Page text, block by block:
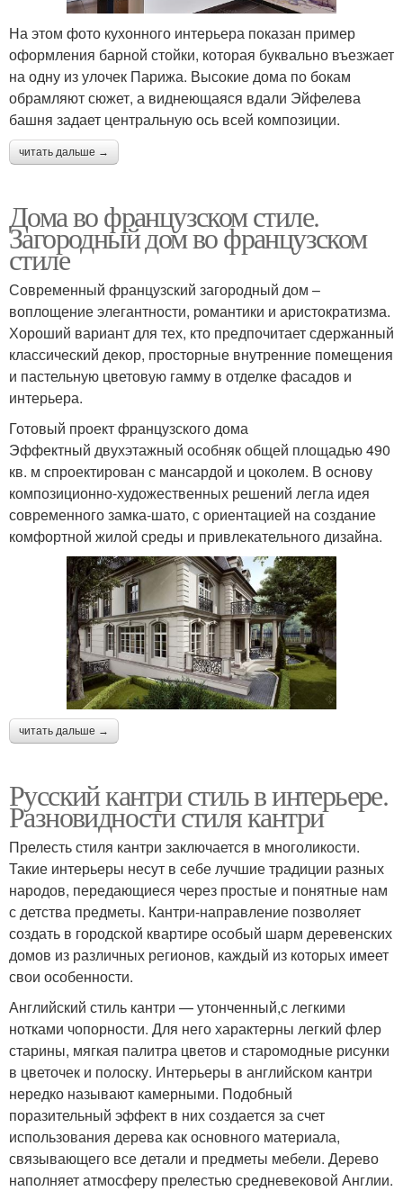
На этом фото кухонного интерьера показан пример
оформления барной стойки, которая буквально въезжает
на одну из улочек Парижа. Высокие дома по бокам
обрамляют сюжет, а виднеющаяся вдали Эйфелева
башня задает центральную ось всей композиции.
читать дальше →
Дома во французском стиле.
Загородный дом во французском
стиле
Современный французский загородный дом –
воплощение элегантности, романтики и аристократизма.
Хороший вариант для тех, кто предпочитает сдержанный
классический декор, просторные внутренние помещения
и пастельную цветовую гамму в отделке фасадов и
интерьера.
Готовый проект французского дома
Эффектный двухэтажный особняк общей площадью 490
кв. м спроектирован с мансардой и цоколем. В основу
композиционно-художественных решений легла идея
современного замка-шато, с ориентацией на создание
комфортной жилой среды и привлекательного дизайна.
читать дальше →
Русский кантри стиль в интерьере.
Разновидности стиля кантри
Прелесть стиля кантри заключается в многоликости.
Такие интерьеры несут в себе лучшие традиции разных
народов, передающиеся через простые и понятные нам
с детства предметы. Кантри-направление позволяет
создать в городской квартире особый шарм деревенских
домов из различных регионов, каждый из которых имеет
свои особенности.
Английский стиль кантри — утонченный,с легкими
нотками чопорности. Для него характерны легкий флер
старины, мягкая палитра цветов и старомодные рисунки
в цветочек и полоску. Интерьеры в английском кантри
нередко называют камерными. Подобный
поразительный эффект в них создается за счет
использования дерева как основного материала,
связывающего все детали и предметы мебели. Дерево
наполняет атмосферу прелестью средневековой Англии.